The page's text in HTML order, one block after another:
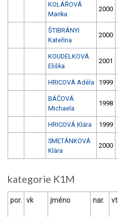
KOLÁŘOVÁ
Marika
2000
ŠTIBRÁNYI
Kateřina
2000
KOUDELKOVÁ
Eliška
2001
HRICOVÁ Adéla 1999
BÁČOVÁ
Michaela
1998
HRICOVÁ Klára 1999
SMETÁNKOVÁ
Klára
2000
kategorie K1M
por. vk jméno nar. vt